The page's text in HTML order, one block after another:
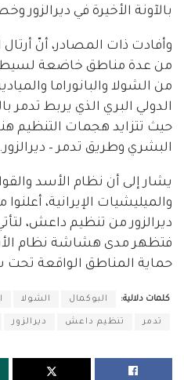
بالآونة الأخيرة في ديرالزور
وأفادت ذات المصادر، أنّ
من عدة مناطق خاضعة لسيطرة
من الشولا والبانوراما
الدولي البري الذي يربط تدمر
حيث تتزايد هجمات التنظيم
البشري وطريق تدمر – ديرالزور.
يشار إلى أن نظام الأسد
والميليشيات الإيرانية، أعلنوا
ديرالزور من تنظيم داعش،
فتظهر مدى هشاشة نظام
حماية المناطق الواقعة
كلمات دلالية: البوكمال الشولا
تدمر تنظيم داعش ديرالزور